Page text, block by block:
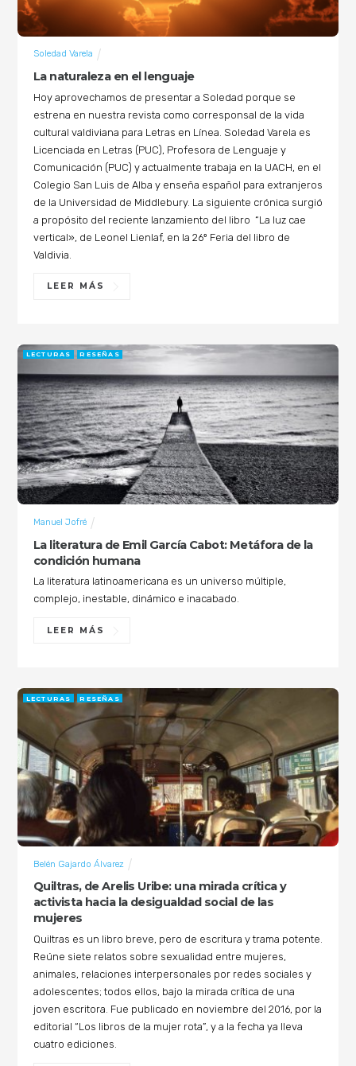
La naturaleza en el lenguaje
Soledad Varela
Hoy aprovechamos de presentar a Soledad porque se
estrena en nuestra revista como corresponsal de la vida
cultural valdiviana para Letras en Línea. Soledad Varela es
Licenciada en Letras (PUC), Profesora de Lenguaje y
Comunicación (PUC) y actualmente trabaja en la UACH, en el
Colegio San Luis de Alba y enseña español para extranjeros
de la Universidad de Middlebury. La siguiente crónica surgió
a propósito del reciente lanzamiento del libro “La luz cae
vertical», de Leonel Lienlaf, en la 26º Feria del libro de
Valdivia.
LEER MÁS
La literatura de Emil García Cabot: Metáfora de la
condición humana
Manuel Jofré
LECTURAS RESEÑAS
La literatura latinoamericana es un universo múltiple,
complejo, inestable, dinámico e inacabado.
LEER MÁS
Quiltras, de Arelis Uribe: una mirada crítica y
activista hacia la desigualdad social de las
mujeres
Belén Gajardo Álvarez
LECTURAS RESEÑAS
Quiltras es un libro breve, pero de escritura y trama potente.
Reúne siete relatos sobre sexualidad entre mujeres,
animales, relaciones interpersonales por redes sociales y
adolescentes; todos ellos, bajo la mirada crítica de una
joven escritora. Fue publicado en noviembre del 2016, por la
editorial “Los libros de la mujer rota”, y a la fecha ya lleva
cuatro ediciones.